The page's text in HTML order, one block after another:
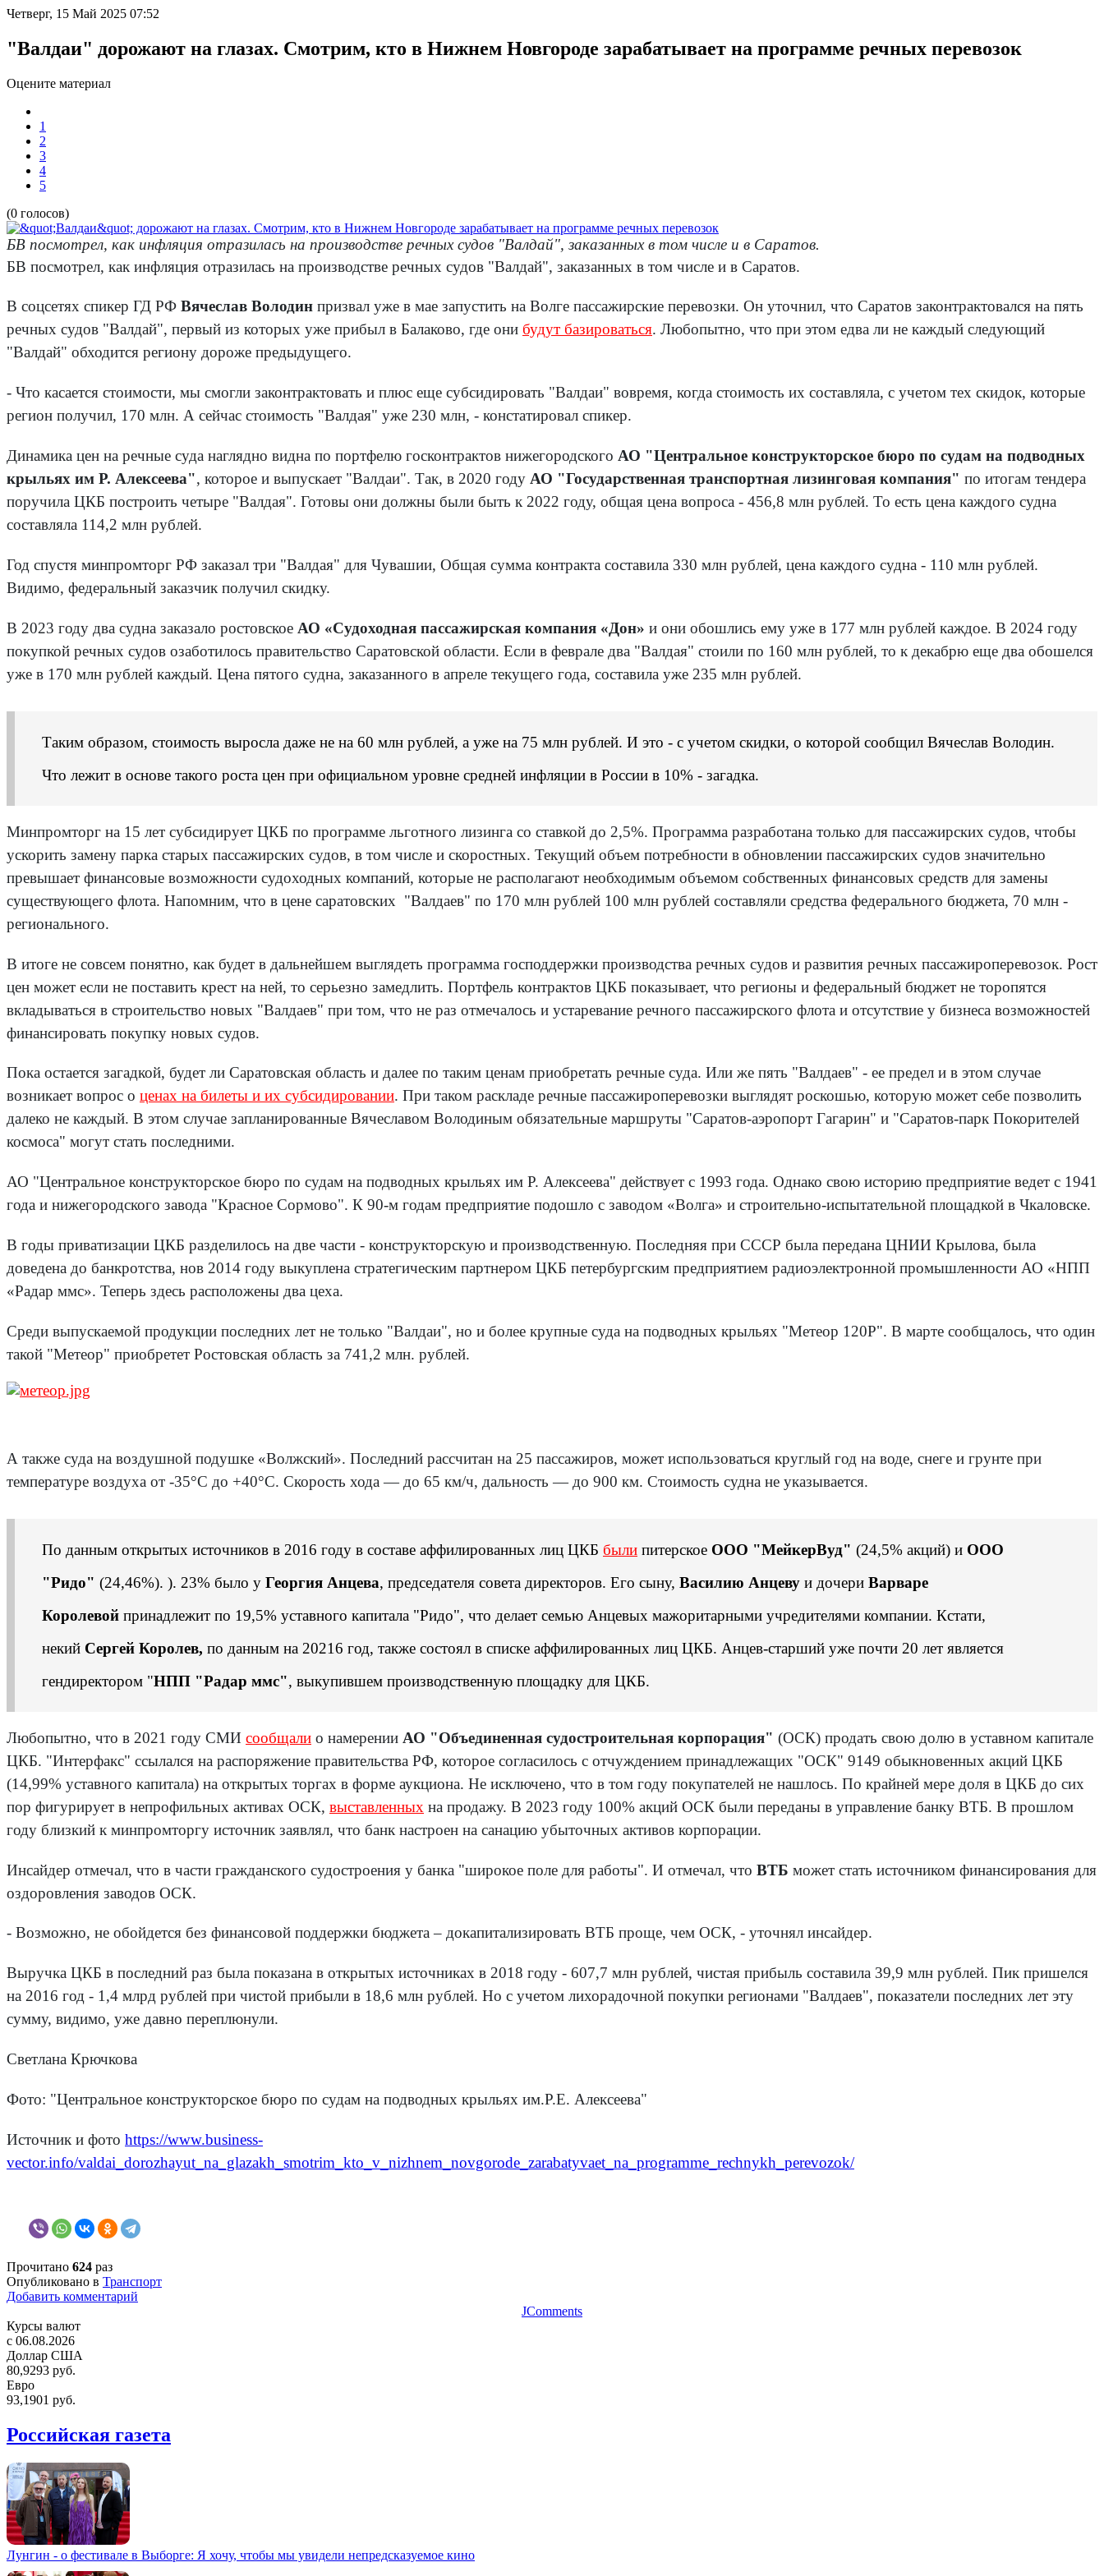
Четверг, 15 Май 2025 07:52
"Валдаи" дорожают на глазах. Смотрим, кто в Нижнем Новгороде зарабатывает на программе речных перевозок
Оцените материал
1
2
3
4
5
(0 голосов)
БВ посмотрел, как инфляция отразилась на производстве речных судов "Валдай", заказанных в том числе и в Саратов.
БВ посмотрел, как инфляция отразилась на производстве речных судов "Валдай", заказанных в том числе и в Саратов.
В соцсетях спикер ГД РФ Вячеслав Володин призвал уже в мае запустить на Волге пассажирские перевозки. Он уточнил, что Саратов законтрактовался на пять
речных судов "Валдай", первый из которых уже прибыл в Балаково, где они будут базироваться. Любопытно, что при этом едва ли не каждый следующий
"Валдай" обходится региону дороже предыдущего.
- Что касается стоимости, мы смогли законтрактовать и плюс еще субсидировать "Валдаи" вовремя, когда стоимость их составляла, с учетом тех скидок, которые
регион получил, 170 млн. А сейчас стоимость "Валдая" уже 230 млн, - констатировал спикер.
Динамика цен на речные суда наглядно видна по портфелю госконтрактов нижегородского АО "Центральное конструкторское бюро по судам на подводных
крыльях им Р. Алексеева", которое и выпускает "Валдаи". Так, в 2020 году АО "Государственная транспортная лизинговая компания" по итогам тендера
поручила ЦКБ построить четыре "Валдая". Готовы они должны были быть к 2022 году, общая цена вопроса - 456,8 млн рублей. То есть цена каждого судна
составляла 114,2 млн рублей.
Год спустя минпромторг РФ заказал три "Валдая" для Чувашии, Общая сумма контракта составила 330 млн рублей, цена каждого судна - 110 млн рублей.
Видимо, федеральный заказчик получил скидку.
В 2023 году два судна заказало ростовское АО «Судоходная пассажирская компания «Дон» и они обошлись ему уже в 177 млн рублей каждое. В 2024 году
покупкой речных судов озаботилось правительство Саратовской области. Если в феврале два "Валдая" стоили по 160 млн рублей, то к декабрю еще два обошелся
уже в 170 млн рублей каждый. Цена пятого судна, заказанного в апреле текущего года, составила уже 235 млн рублей.
Таким образом, стоимость выросла даже не на 60 млн рублей, а уже на 75 млн рублей. И это - с учетом скидки, о которой сообщил Вячеслав Володин.
Что лежит в основе такого роста цен при официальном уровне средней инфляции в России в 10% - загадка.
Минпромторг на 15 лет субсидирует ЦКБ по программе льготного лизинга со ставкой до 2,5%. Программа разработана только для пассажирских судов, чтобы
ускорить замену парка старых пассажирских судов, в том числе и скоростных. Текущий объем потребности в обновлении пассажирских судов значительно
превышает финансовые возможности судоходных компаний, которые не располагают необходимым объемом собственных финансовых средств для замены
существующего флота. Напомним, что в цене саратовских "Валдаев" по 170 млн рублей 100 млн рублей составляли средства федерального бюджета, 70 млн -
регионального.
В итоге не совсем понятно, как будет в дальнейшем выглядеть программа господдержки производства речных судов и развития речных пассажироперевозок. Рост
цен может если не поставить крест на ней, то серьезно замедлить. Портфель контрактов ЦКБ показывает, что регионы и федеральный бюджет не торопятся
вкладываться в строительство новых "Валдаев" при том, что не раз отмечалось и устаревание речного пассажирского флота и отсутствие у бизнеса возможностей
финансировать покупку новых судов.
Пока остается загадкой, будет ли Саратовская область и далее по таким ценам приобретать речные суда. Или же пять "Валдаев" - ее предел и в этом случае
возникает вопрос о ценах на билеты и их субсидировании. При таком раскладе речные пассажироперевозки выглядят роскошью, которую может себе позволить
далеко не каждый. В этом случае запланированные Вячеславом Володиным обязательные маршруты "Саратов-аэропорт Гагарин" и "Саратов-парк Покорителей
космоса" могут стать последними.
АО "Центральное конструкторское бюро по судам на подводных крыльях им Р. Алексеева" действует с 1993 года. Однако свою историю предприятие ведет с 1941
года и нижегородского завода "Красное Сормово". К 90-м годам предприятие подошло с заводом «Волга» и строительно-испытательной площадкой в Чкаловске.
В годы приватизации ЦКБ разделилось на две части - конструкторскую и производственную. Последняя при СССР была передана ЦНИИ Крылова, была
доведена до банкротства, нов 2014 году выкуплена стратегическим партнером ЦКБ петербургским предприятием радиоэлектронной промышленности АО «НПП
«Радар ммс». Теперь здесь расположены два цеха.
Среди выпускаемой продукции последних лет не только "Валдаи", но и более крупные суда на подводных крыльях "Метеор 120Р". В марте сообщалось, что один
такой "Метеор" приобретет Ростовская область за 741,2 млн. рублей.
А также суда на воздушной подушке «Волжский». Последний рассчитан на 25 пассажиров, может использоваться круглый год на воде, снеге и грунте при
температуре воздуха от -35°C до +40°C. Скорость хода — до 65 км/ч, дальность — до 900 км. Стоимость судна не указывается.
По данным открытых источников в 2016 году в составе аффилированных лиц ЦКБ были питерское ООО "МейкерВуд" (24,5% акций) и ООО
"Ридо" (24,46%). ). 23% было у Георгия Анцева, председателя совета директоров. Его сыну, Василию Анцеву и дочери Варваре
Королевой принадлежит по 19,5% уставного капитала "Ридо", что делает семью Анцевых мажоритарными учредителями компании. Кстати,
некий Сергей Королев, по данным на 20216 год, также состоял в списке аффилированных лиц ЦКБ. Анцев-старший уже почти 20 лет является
гендиректором "НПП "Радар ммс", выкупившем производственную площадку для ЦКБ.
Любопытно, что в 2021 году СМИ сообщали о намерении АО "Объединенная судостроительная корпорация" (ОСК) продать свою долю в уставном капитале
ЦКБ. "Интерфакс" ссылался на распоряжение правительства РФ, которое согласилось с отчуждением принадлежащих "ОСК" 9149 обыкновенных акций ЦКБ
(14,99% уставного капитала) на открытых торгах в форме аукциона. Не исключено, что в том году покупателей не нашлось. По крайней мере доля в ЦКБ до сих
пор фигурирует в непрофильных активах ОСК, выставленных на продажу. В 2023 году 100% акций ОСК были переданы в управление банку ВТБ. В прошлом
году близкий к минпромторгу источник заявлял, что банк настроен на санацию убыточных активов корпорации.
Инсайдер отмечал, что в части гражданского судостроения у банка "широкое поле для работы". И отмечал, что ВТБ может стать источником финансирования для
оздоровления заводов ОСК.
- Возможно, не обойдется без финансовой поддержки бюджета – докапитализировать ВТБ проще, чем ОСК, - уточнял инсайдер.
Выручка ЦКБ в последний раз была показана в открытых источниках в 2018 году - 607,7 млн рублей, чистая прибыль составила 39,9 млн рублей. Пик пришелся
на 2016 год - 1,4 млрд рублей при чистой прибыли в 18,6 млн рублей. Но с учетом лихорадочной покупки регионами "Валдаев", показатели последних лет эту
сумму, видимо, уже давно переплюнули.
Светлана Крючкова
Фото: "Центральное конструкторское бюро по судам на подводных крыльях им.Р.Е. Алексеева"
Источник и фото https://www.business-
vector.info/valdai_dorozhayut_na_glazakh_smotrim_kto_v_nizhnem_novgorode_zarabatyvaet_na_programme_rechnykh_perevozok/
Прочитано 624 раз
Опубликовано в Транспорт
Добавить комментарий
JComments
Курсы валют
c 06.08.2026
Доллар США
80,9293 руб.
Евро
93,1901 руб.
Российская газета
Лунгин - о фестивале в Выборге: Я хочу, чтобы мы увидели непредсказуемое кино